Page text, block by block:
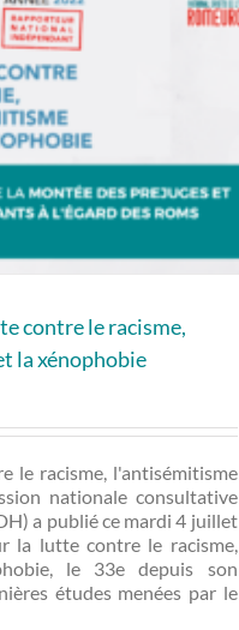
contre le racisme,
la xénophobie
le racisme, l'antisémitisme
nationale consultative
a publié ce mardi 4 juillet
la lutte contre le racisme,
le 33e depuis son
études menées par le